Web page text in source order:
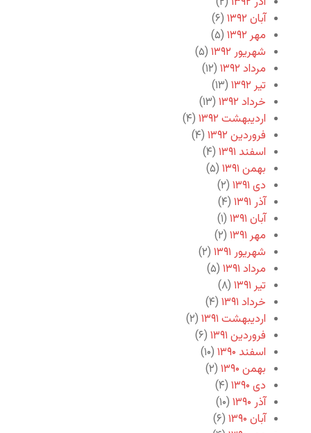
آبان ۱۳۹۲
(۶)
مهر ۱۳۹۲
(۵)
شهریور ۱۳۹۲
(۵)
مرداد ۱۳۹۲
(۱۲)
تیر ۱۳۹۲
(۱۳)
خرداد ۱۳۹۲
(۱۳)
اردیبهشت ۱۳۹۲
(۴)
فروردین ۱۳۹۲
(۴)
اسفند ۱۳۹۱
(۴)
بهمن ۱۳۹۱
(۵)
دی ۱۳۹۱
(۲)
آذر ۱۳۹۱
(۴)
آبان ۱۳۹۱
(۱)
مهر ۱۳۹۱
(۲)
شهریور ۱۳۹۱
(۲)
مرداد ۱۳۹۱
(۵)
تیر ۱۳۹۱
(۸)
خرداد ۱۳۹۱
(۴)
اردیبهشت ۱۳۹۱
(۲)
فروردین ۱۳۹۱
(۶)
اسفند ۱۳۹۰
(۱۰)
بهمن ۱۳۹۰
(۲)
دی ۱۳۹۰
(۴)
آذر ۱۳۹۰
(۱۰)
آبان ۱۳۹۰
(۶)